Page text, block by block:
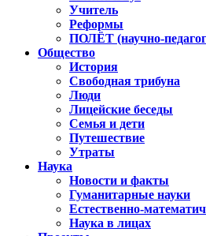
Учитель
Реформы
ПОЛЁТ (научно-
Общество
История
Свободная трибуна
Люди
Лицейские беседы
Семья и дети
Путешествие
Утраты
Наука
Новости и факты
Гуманитарные науки
Естественно-
Наука в лицах